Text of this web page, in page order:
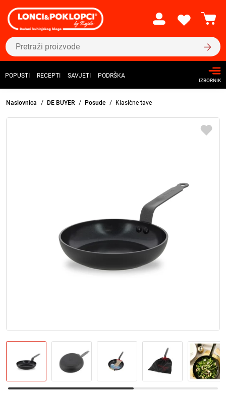
POPUSTI RECEPTI SAVJETI PODRŠKA
IZBORNIK
Naslovnica DE BUYER Posuđe Klasične tave